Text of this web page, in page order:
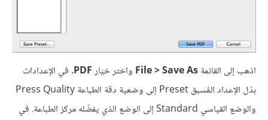
اذهب إلى القائمةFile > Save As واختر خيَارPDF. في الإعدادات
بدّل الإعداد المُسبق Preset إلى وضعية دقة الطباعة Press Quality
والوضع القياسي Standard إلى الوضع الذي يفضّله مركز الطباعة. في